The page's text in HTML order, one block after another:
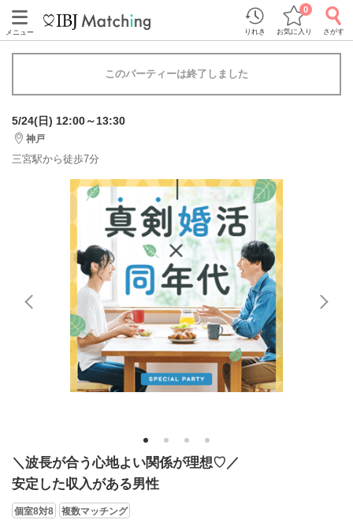
メニュー りれき お気に入り
0
さがす
このパーティーは終了しました
5/24(日) 12:00～13:30
神戸
三宮駅から徒歩7分
1 2 3 4
＼波長が合う心地よい関係が理想♡／
安定した収入がある男性
個室8対8 複数マッチング